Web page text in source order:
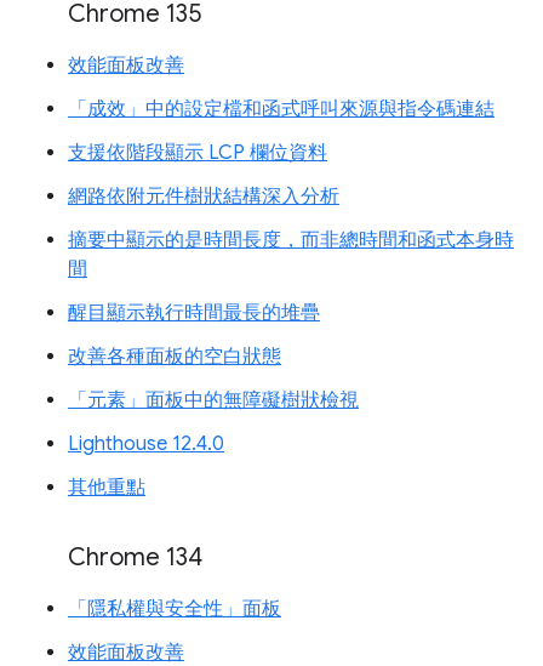
Chrome 135
效能面板改善
「成效」中的設定檔和函式呼叫來源與指令碼連結
支援依階段顯示 LCP 欄位資料
網路依附元件樹狀結構深入分析
摘要中顯示的是時間長度，而非總時間和函式本身時
間
醒目顯示執行時間最長的堆疊
改善各種面板的空白狀態
「元素」面板中的無障礙樹狀檢視
Lighthouse 12.4.0
其他重點
Chrome 134
「隱私權與安全性」面板
效能面板改善